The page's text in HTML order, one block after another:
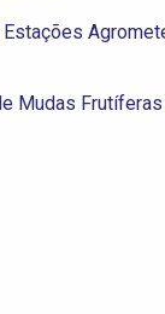
Mudas